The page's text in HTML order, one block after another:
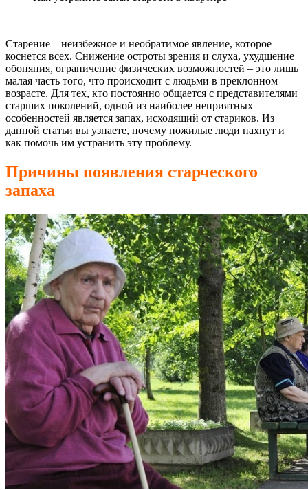
Старение – неизбежное и необратимое явление, которое
коснется всех. Снижение остроты зрения и слуха, ухудшение
обоняния, ограничение физических возможностей – это лишь
малая часть того, что происходит с людьми в преклонном
возрасте. Для тех, кто постоянно общается с представителями
старших поколений, одной из наиболее неприятных
особенностей является запах, исходящий от стариков. Из
данной статьи вы узнаете, почему пожилые люди пахнут и
как помочь им устранить эту проблему.
Причины появления старческого
запаха